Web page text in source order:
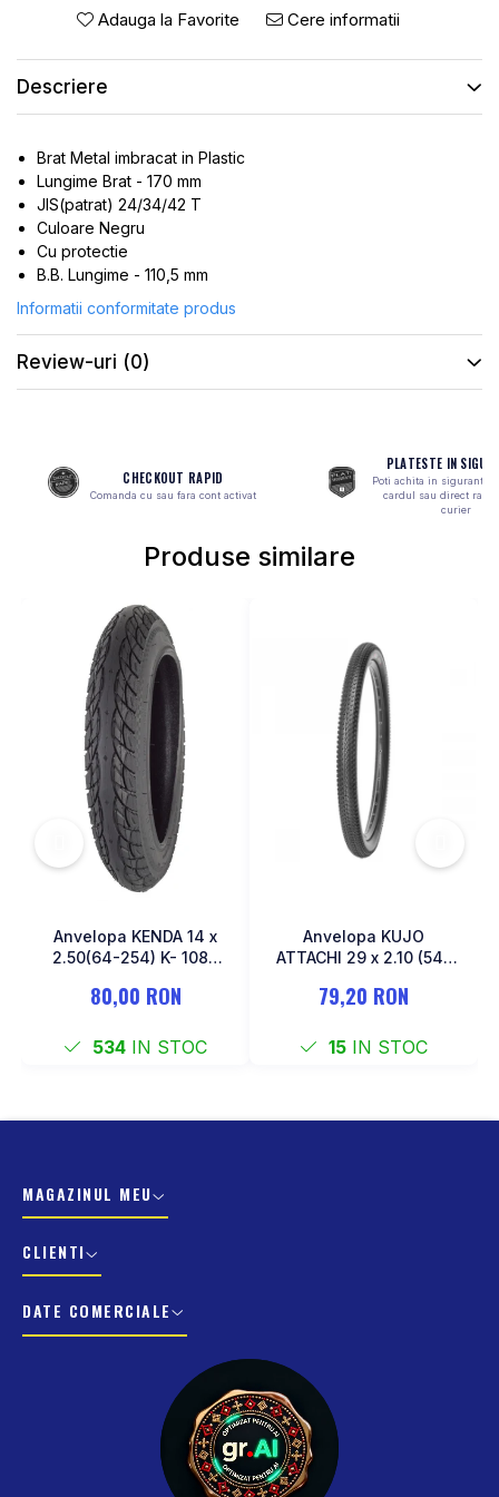
Accesorii Remorca
Transport si Depozitare
PINIOANE
SCHIMBATOR PINIOANE
SCHIMBATOR FOI
MANETE SCHIMBATOR
ETRIER FRANA
JANTE
CUVETE
Adauga la Favorite Cere informatii
Descriere
Brat Metal imbracat in Plastic
Lungime Brat - 170 mm
JIS(patrat) 24/34/42 T
Culoare Negru
Cu protectie
B.B. Lungime - 110,5 mm
Informatii conformitate produs
Review-uri (0)
CHECKOUT RAPID
Comanda cu sau fara cont activat
PLATESTE IN
Poti achita in siguranta
cardul sau direct
curier
Produse similare
Anvelopa KENDA 14 x
2.50(64-254) K- 1087
80,00 RON
534 IN STOC
Anvelopa KUJO
ATTACHI 29 x 2.10 (54-
79,20 RON
15 IN STOC
MAGAZINUL MEU
CLIENTI
DATE COMERCIALE